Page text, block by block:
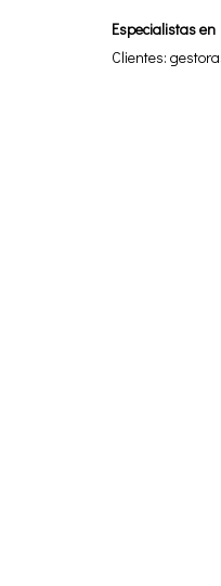
Especialistas
Clientes: